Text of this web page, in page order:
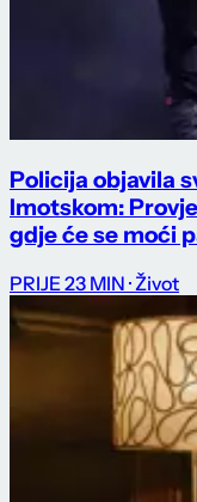
Policija objavila
Imotskom:
gdje će se moći
PRIJE 23 MIN · Život